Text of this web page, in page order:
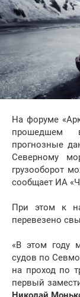
На форуме
прошедшем
прогнозные
Северному
грузооборот
сообщает ИА
При этом к
перевезено
«В этом году
судов по
на проход по
первый